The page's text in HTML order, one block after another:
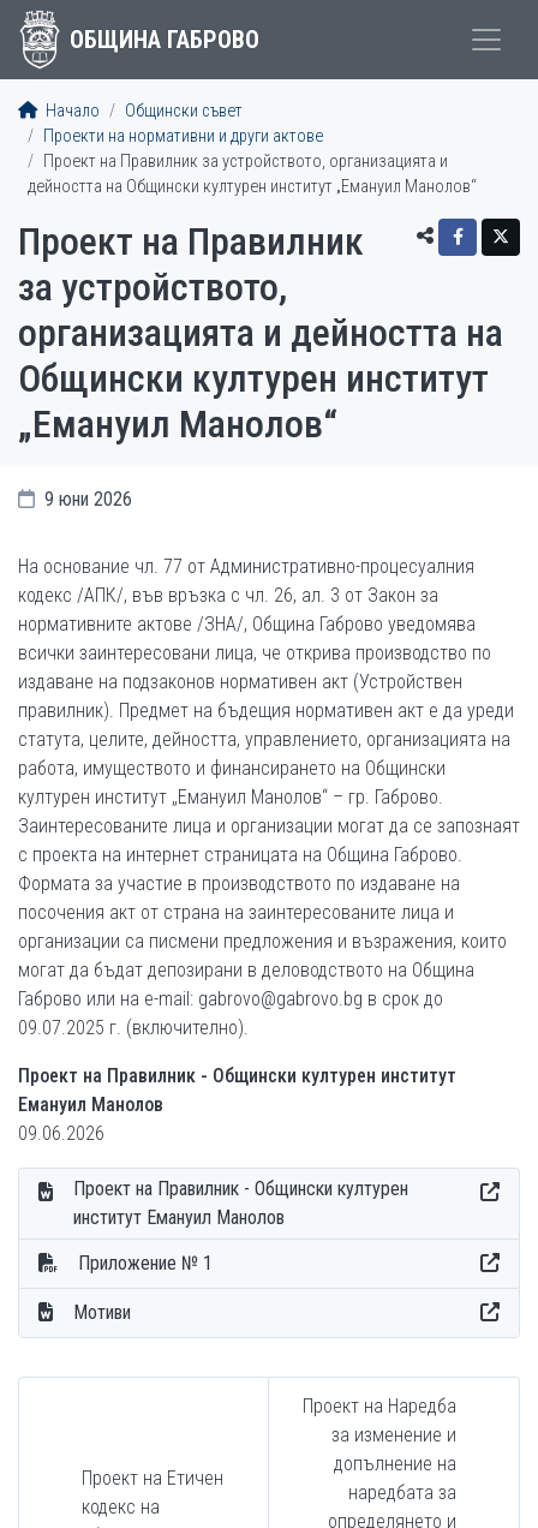
ОБЩИНА ГАБРОВО
Начало
Общински съвет
Проекти на нормативни и други актове
Проект на Правилник за устройството, организацията и
дейността на Общински културен институт „Емануил Манолов“
Проект на Правилник
за устройството,
организацията и дейността на
Общински културен институт
„Емануил Манолов“
9 юни 2026
На основание чл. 77 от Административно-процесуалния
кодекс /АПК/, във връзка с чл. 26, ал. 3 от Закон за
нормативните актове /ЗНА/, Община Габрово уведомява
всички заинтересовани лица, че открива производство по
издаване на подзаконов нормативен акт (Устройствен
правилник). Предмет на бъдещия нормативен акт е да уреди
статута, целите, дейността, управлението, организацията на
работа, имуществото и финансирането на Общински
културен институт „Емануил Манолов“ – гр. Габрово.
Заинтересованите лица и организации могат да се запознаят
с проекта на интернет страницата на Община Габрово.
Формата за участие в производството по издаване на
посочения акт от страна на заинтересованите лица и
организации са писмени предложения и възражения, които
могат да бъдат депозирани в деловодството на Община
Габрово или на e-mail: gabrovo@gabrovo.bg в срок до
09.07.2025 г. (включително).
Проект на Правилник - Общински културен институт
Емануил Манолов
09.06.2026
Проект на Правилник - Общински културен
институт Емануил Манолов
Приложение № 1
Мотиви
Проект на Етичен
кодекс на
Проект на Наредба
за изменение и
допълнение на
наредбата за
определянето и